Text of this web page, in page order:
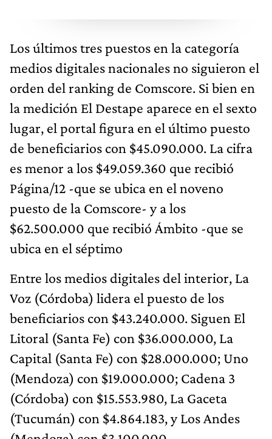
Los últimos tres puestos en la categoría
medios digitales nacionales no siguieron el
orden del ranking de Comscore. Si bien en
la medición El Destape aparece en el sexto
lugar, el portal figura en el último puesto
de beneficiarios con $45.090.000. La cifra
es menor a los $49.059.360 que recibió
Página/12 -que se ubica en el noveno
puesto de la Comscore- y a los
$62.500.000 que recibió Ámbito -que se
ubica en el séptimo
Entre los medios digitales del interior, La
Voz (Córdoba) lidera el puesto de los
beneficiarios con $43.240.000. Siguen El
Litoral (Santa Fe) con $36.000.000, La
Capital (Santa Fe) con $28.000.000; Uno
(Mendoza) con $19.000.000; Cadena 3
(Córdoba) con $15.553.980, La Gaceta
(Tucumán) con $4.864.183, y Los Andes